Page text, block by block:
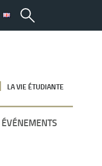
LA VIE ÉTUDIANTE
ÉVÉNEMENTS